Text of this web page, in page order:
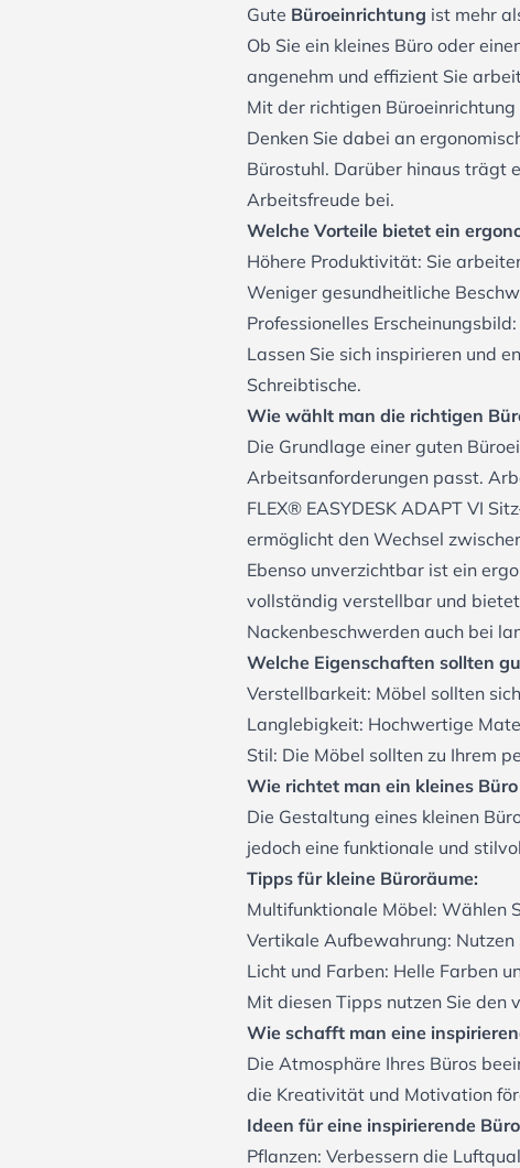
Gute Büroeinrichtung ist mehr
Ob Sie ein kleines Büro oder
angenehm und effizient Sie
Mit der richtigen
Denken Sie dabei an
Bürostuhl. Darüber hinaus trägt
Arbeitsfreude bei.
Welche Vorteile bietet ein
Höhere Produktivität: Sie
Weniger gesundheitliche
Professionelles
Lassen Sie sich inspirieren und
Schreibtische.
Wie wählt man die richtigen
Die Grundlage einer guten
Arbeitsanforderungen passt.
FLEX® EASYDESK ADAPT VI
ermöglicht den Wechsel
Ebenso unverzichtbar ist ein
vollständig verstellbar und
Nackenbeschwerden auch bei
Welche Eigenschaften sollten
Verstellbarkeit: Möbel sollten
Langlebigkeit: Hochwertige
Stil: Die Möbel sollten zu Ihrem
Wie richtet man ein kleines Büro
Die Gestaltung eines kleinen
jedoch eine funktionale und
Tipps für kleine Büroräume:
Multifunktionale Möbel: Wählen
Vertikale Aufbewahrung:
Licht und Farben: Helle Farben
Mit diesen Tipps nutzen Sie
Wie schafft man eine
Die Atmosphäre Ihres Büros
die Kreativität und Motivation
Ideen für eine inspirierende
Pflanzen: Verbessern die